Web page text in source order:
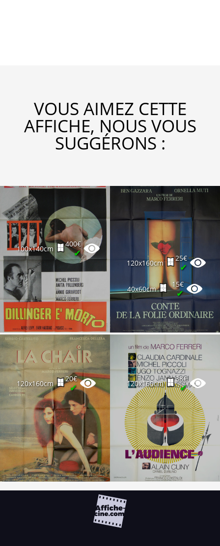
VOUS AIMEZ CETTE
AFFICHE, NOUS VOUS
SUGGÉRONS :
100x140cm
400€
✔
120x160cm
25€
✔
40x60cm
15€
✔
120x160cm
20€
✔ 120x160cm
38€
✔